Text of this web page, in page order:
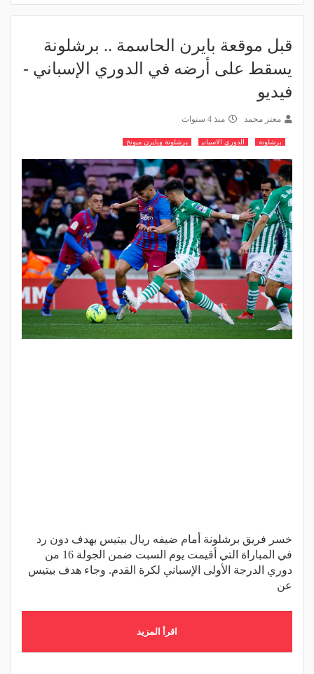
قبل موقعة بايرن الحاسمة .. برشلونة
يسقط على أرضه في الدوري الإسباني -
فيديو
معتز محمد منذ 4 سنوات
برشلونة الدوري الاسباني برشلونة وبايرن ميونخ
خسر فريق برشلونة أمام ضيفه ريال بيتيس بهدف دون رد
في المباراة التي أقيمت يوم السبت ضمن الجولة 16 من
دوري الدرجة الأولى الإسباني لكرة القدم. وجاء هدف بيتيس
عن
اقرأ المزيد